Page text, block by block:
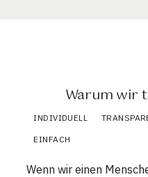
Warum wir
INDIVIDUELL
EINFACH
Wenn wir einen